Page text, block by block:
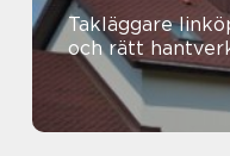
Takläggare linköping så väljer
och rätt